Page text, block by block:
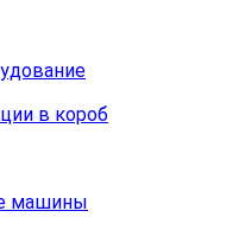
в короб
машины